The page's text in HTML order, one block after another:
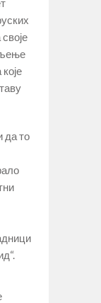
да то